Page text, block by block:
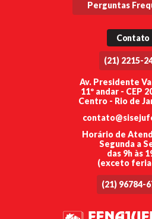
Perguntas
Contato
(21) 2215-
Av. Presidente
11º andar - CEP
Centro - Rio de
Horário de
Segunda a
das 9h às
(exceto
(21) 96784-